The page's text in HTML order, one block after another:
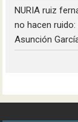
NURIA ruiz
no hacen ruido:
Asunción